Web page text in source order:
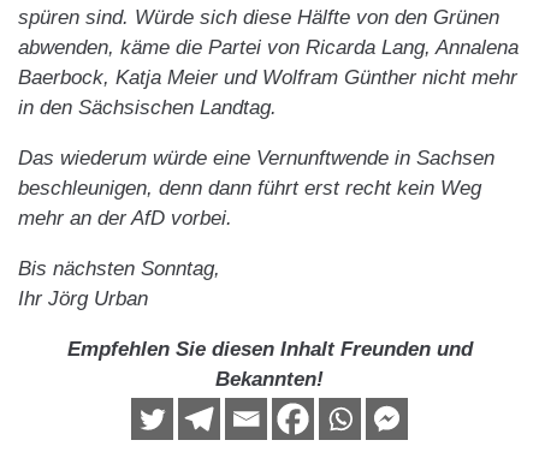
spüren sind. Würde sich diese Hälfte von den Grünen
abwenden, käme die Partei von Ricarda Lang, Annalena
Baerbock, Katja Meier und Wolfram Günther nicht mehr
in den Sächsischen Landtag.
Das wiederum würde eine Vernunftwende in Sachsen
beschleunigen, denn dann führt erst recht kein Weg
mehr an der AfD vorbei.
Bis nächsten Sonntag,
Ihr Jörg Urban
Empfehlen Sie diesen Inhalt Freunden und
Bekannten!